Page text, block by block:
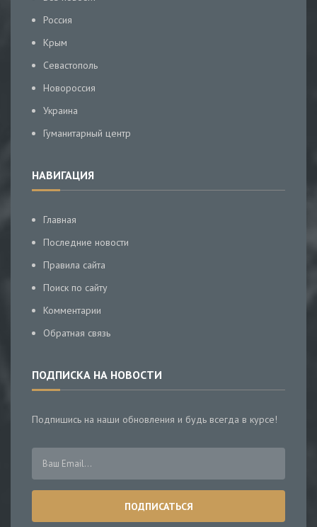
Россия
Крым
Севастополь
Новороссия
Украина
Гуманитарный центр
НАВИГАЦИЯ
Главная
Последние новости
Правила сайта
Поиск по сайту
Комментарии
Обратная связь
ПОДПИСКА НА НОВОСТИ
Подпишись на наши обновления и будь всегда в курсе!